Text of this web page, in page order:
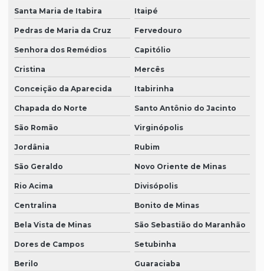
Santa Maria de Itabira Itaipé
Pedras de Maria da Cruz Fervedouro
Senhora dos Remédios Capitólio
Cristina Mercês
Conceição da Aparecida Itabirinha
Chapada do Norte Santo Antônio do Jacinto
São Romão Virginópolis
Jordânia Rubim
São Geraldo Novo Oriente de Minas
Rio Acima Divisópolis
Centralina Bonito de Minas
Bela Vista de Minas São Sebastião do Maranhão
Dores de Campos Setubinha
Berilo Guaraciaba